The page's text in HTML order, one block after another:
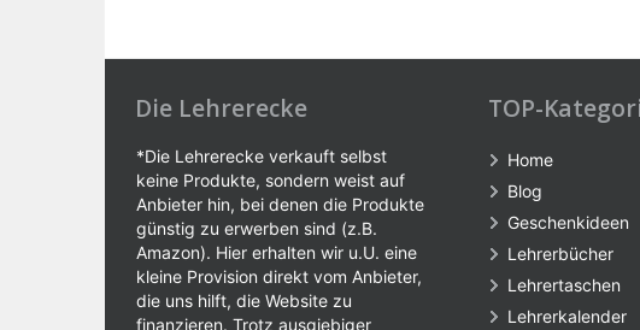
Die Lehrerecke
*Die Lehrerecke verkauft selbst
keine Produkte, sondern weist auf
Anbieter hin, bei denen die Produkte
günstig zu erwerben sind (z.B.
Amazon). Hier erhalten wir u.U. eine
kleine Provision direkt vom Anbieter,
die uns hilft, die Website zu
finanzieren. Trotz ausgiebiger
TOP-
Home
Blog
Geschenkideen
Lehrerbücher
Lehrertaschen
Lehrerkalender